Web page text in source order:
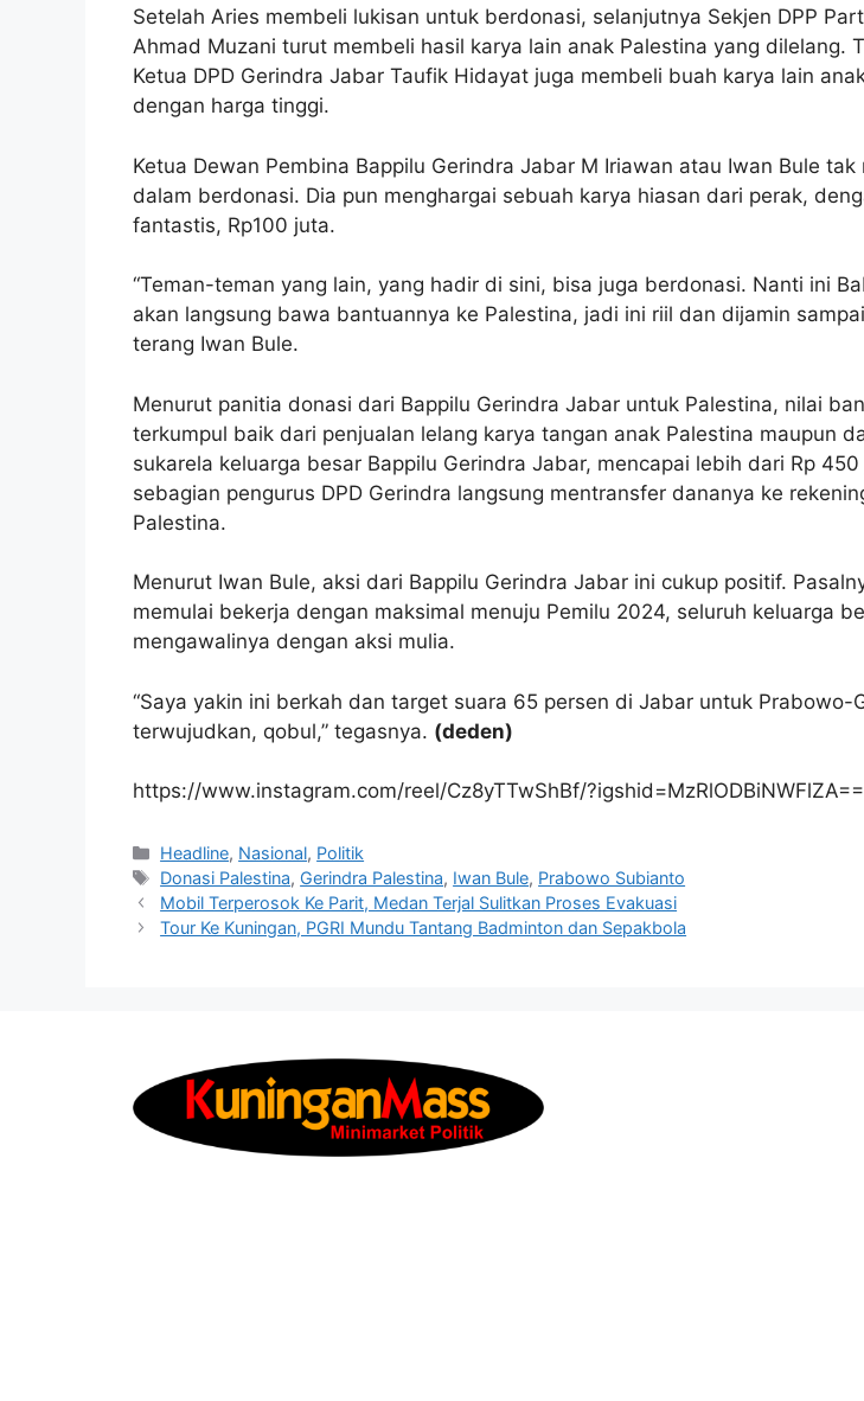
Setelah Aries membeli lukisan untuk berdonasi, selanjutnya Sekjen DPP
Ahmad Muzani turut membeli hasil karya lain anak Palestina yang dilelang.
Ketua DPD Gerindra Jabar Taufik Hidayat juga membeli buah karya lain
dengan harga tinggi.
Ketua Dewan Pembina Bappilu Gerindra Jabar M Iriawan atau Iwan Bule tak
dalam berdonasi. Dia pun menghargai sebuah karya hiasan dari perak,
fantastis, Rp100 juta.
“Teman-teman yang lain, yang hadir di sini, bisa juga berdonasi. Nanti ini
akan langsung bawa bantuannya ke Palestina, jadi ini riil dan dijamin
terang Iwan Bule.
Menurut panitia donasi dari Bappilu Gerindra Jabar untuk Palestina, nilai
terkumpul baik dari penjualan lelang karya tangan anak Palestina maupun
sukarela keluarga besar Bappilu Gerindra Jabar, mencapai lebih dari Rp
sebagian pengurus DPD Gerindra langsung mentransfer dananya ke
Palestina.
Menurut Iwan Bule, aksi dari Bappilu Gerindra Jabar ini cukup positif.
memulai bekerja dengan maksimal menuju Pemilu 2024, seluruh keluarga
mengawalinya dengan aksi mulia.
“Saya yakin ini berkah dan target suara 65 persen di Jabar untuk Prabowo-
terwujudkan, qobul,” tegasnya. (deden)
https://www.instagram.com/reel/Cz8yTTwShBf/?igshid=MzRlODBiNWFlZA==
Kategori
Headline, Nasional, Politik
Tag
Donasi Palestina, Gerindra Palestina, Iwan Bule, Prabowo Subianto
Mobil Terperosok Ke Parit, Medan Terjal Sulitkan Proses Evakuasi
Tour Ke Kuningan, PGRI Mundu Tantang Badminton dan Sepakbola